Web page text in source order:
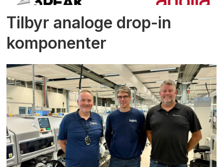
Tilbyr analoge drop-in
komponenter